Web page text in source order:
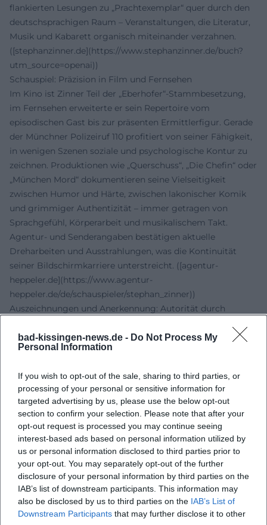
bad-kissingen-news.de - Do Not Process My
Personal Information
If you wish to opt-out of the sale, sharing to third parties, or
processing of your personal or sensitive information for
targeted advertising by us, please use the below opt-out
section to confirm your selection. Please note that after your
opt-out request is processed you may continue seeing
interest-based ads based on personal information utilized by
us or personal information disclosed to third parties prior to
your opt-out. You may separately opt-out of the further
disclosure of your personal information by third parties on the
IAB’s list of downstream participants. This information may
also be disclosed by us to third parties on the IAB’s List of
Downstream Participants that may further disclose it to other
flankierten Lesungen zu „Prachtexemplar“ quer durch den
deutschsprachigen Raum – Veranstaltungen, die Literatur,
Musik und Kabarett organisch miteinander verzahnen.
([stephanzinner.de](https://www.stephanzinner.de/buch?
utm_source=openai))
Schauspiel: Präzision in Film und Fernsehen
Im Kino ist Zinner Teil der „Eberhofer“-Stammbesetzung,
im Fernsehen erweiterte er sein Repertoire vom
episodischen Gast bis zur präsenten Ermittlerfigur. Gerade
der Münchner Polizeiruf 110 profitiert von seiner Fähigkeit,
in wenigen Szenen soziale und psychologische Kontur zu
zeichnen. Produktionen wie „Querschuss“, „Die Chefin“ oder
„München Mord“ dokumentieren seine Vielseitigkeit
zwischen Humor und Härte, zwischen lakonischer Komik
und grimmiger Authentizität – immer getragen von
Sprachgefühl, Körperarbeit und musikalischem Takt.
Agentur- und Senderangaben bestätigen aktuelle
Dreharbeiten und Ausstrahlungen, was die Kontinuität
seiner Bildschirmkarriere unterstreicht. ([agentur-
heppeler.de](https://www.agentur-
heppeler.de/de/schauspieler/stephan_zinner))
Auszeichnungen und Anerkennung: Autorität durch
Für sein Kabarett und seine Bühnenarbeit wurde Zinner
mehrfach ausgezeichnet. Der Sonderpreis des Deutschen
Stimme in der deutschen Kleinkunst. Der Bayerische
Kabarettpreis (Musikpreis, 2019) – gemeinsam mit Hannes
Ringlstetter – stellte die Musikalität und das
songdramaturgische Gespür der beiden heraus. Hinzu
kommen TV-Nominierungen und kulturregionale
Ehrungen, die seine Bandbreite zwischen Musik, Literatur
und Schauspiel sichtbar machen. Die Berufung zum
Nockherberg-Fastenprediger 2026 interpretiert die Szene
nicht nur als Ritterschlag, sondern als Signal, dass Zinners
Mischung aus Musikalität, satirischer Präzision und Wärme